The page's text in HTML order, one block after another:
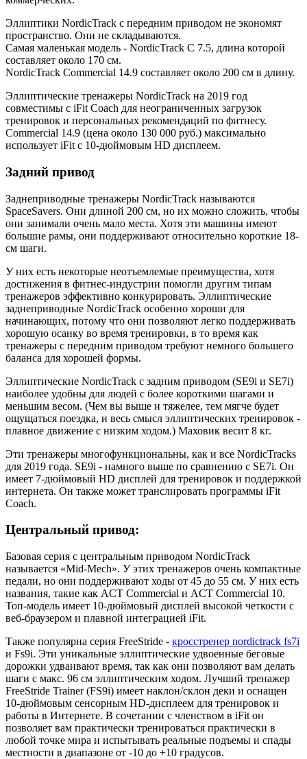
Эллиптики NordicTrack с передним приводом не экономят
пространство. Они не складываются.
Самая маленькая модель - NordicTrack C 7.5, длина которой
составляет около 170 см.
NordicTrack Commercial 14.9 составляет около 200 см в длину.
Эллиптические тренажеры NordicTrack на 2019 год
совместимы с iFit Coach для неограниченных загрузок
тренировок и персональных рекомендаций по фитнесу.
Commercial 14.9 (цена около 130 000 руб.) максимально
использует iFit с 10-дюймовым HD дисплеем.
Задний привод
Заднеприводные тренажеры NordicTrack называются
SpaceSavers. Они длиной 200 см, но их можно сложить, чтобы
они занимали очень мало места. Хотя эти машины имеют
большие рамы, они поддерживают относительно короткие 18-
см шаги.
У них есть некоторые неотъемлемые преимущества, хотя
достижения в фитнес-индустрии помогли другим типам
тренажеров эффективно конкурировать. Эллиптические
заднеприводные NordicTrack особенно хороши для
начинающих, потому что они позволяют легко поддерживать
хорошую осанку во время тренировки, в то время как
тренажеры с передним приводом требуют немного большего
баланса для хорошей формы.
Эллиптические NordicTrack с задним приводом (SE9i и SE7i)
наиболее удобны для людей с более короткими шагами и
меньшим весом. (Чем вы выше и тяжелее, тем мягче будет
ощущаться поездка, и весь смысл эллиптических тренировок -
плавное движение с низким ходом.) Маховик весит 8 кг.
Эти тренажеры многофункциональны, как и все NordicTracks
для 2019 года. SE9i - намного выше по сравнению с SE7i. Он
имеет 7-дюймовый HD дисплей для тренировок и поддержкой
интернета. Он также может транслировать программы iFit
Coach.
Центральный привод:
Базовая серия с центральным приводом NordicTrack
называется «Mid-Mech». У этих тренажеров очень компактные
педали, но они поддерживают ходы от 45 до 55 см. У них есть
названия, такие как ACT Commercial и ACT Commercial 10.
Топ-модель имеет 10-дюймовый дисплей высокой четкости с
веб-браузером и плавной интеграцией iFit.
Также популярна серия FreeStride - кросстренер nordictrack fs7i
и Fs9i. Эти уникальные эллиптические удвоенные беговые
дорожки удваивают время, так как они позволяют вам делать
шаги с макс. 96 см эллиптическим ходом. Лучший тренажер
FreeStride Trainer (FS9i) имеет наклон/склон деки и оснащен
10-дюймовым сенсорным HD-дисплеем для тренировок и
работы в Интернете. В сочетании с членством в iFit он
позволяет вам практически тренироваться практически в
любой точке мира и испытывать реальные подъемы и спады
местности в диапазоне от -10 до +10 градусов.